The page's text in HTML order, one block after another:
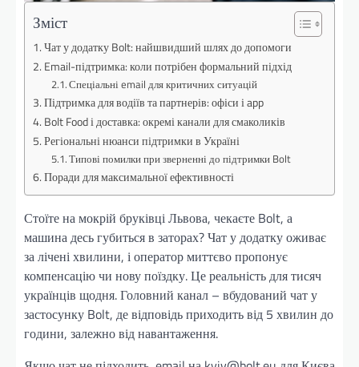
Зміст
Чат у додатку Bolt: найшвидший шлях до допомоги
Email-підтримка: коли потрібен формальний підхід
Спеціальні email для критичних ситуацій
Підтримка для водіїв та партнерів: офіси і app
Bolt Food і доставка: окремі канали для смаколиків
Регіональні нюанси підтримки в Україні
Типові помилки при зверненні до підтримки Bolt
Поради для максимальної ефективності
Стоїте на мокрій бруківці Львова, чекаєте Bolt, а
машина десь губиться в заторах? Чат у додатку оживає
за лічені хвилини, і оператор миттєво пропонує
компенсацію чи нову поїздку. Це реальність для тисяч
українців щодня. Головний канал – вбудований чат у
застосунку Bolt, де відповідь приходить від 5 хвилин до
години, залежно від навантаження.